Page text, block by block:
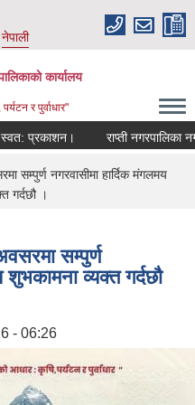
नेपाली
कार्यालय
र पुर्वाधार"
प्रकाशन। राप्ती नगरपालिका
सम्पुर्ण नगरवासीमा हार्दिक मंगलमय
गर्दछौ ।
सम्पुर्ण
शुभकामना व्यक्त गर्दछौ
- 06:26